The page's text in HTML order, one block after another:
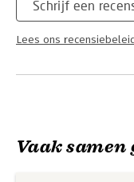
Schrijf een
Lees ons
Vaak samen